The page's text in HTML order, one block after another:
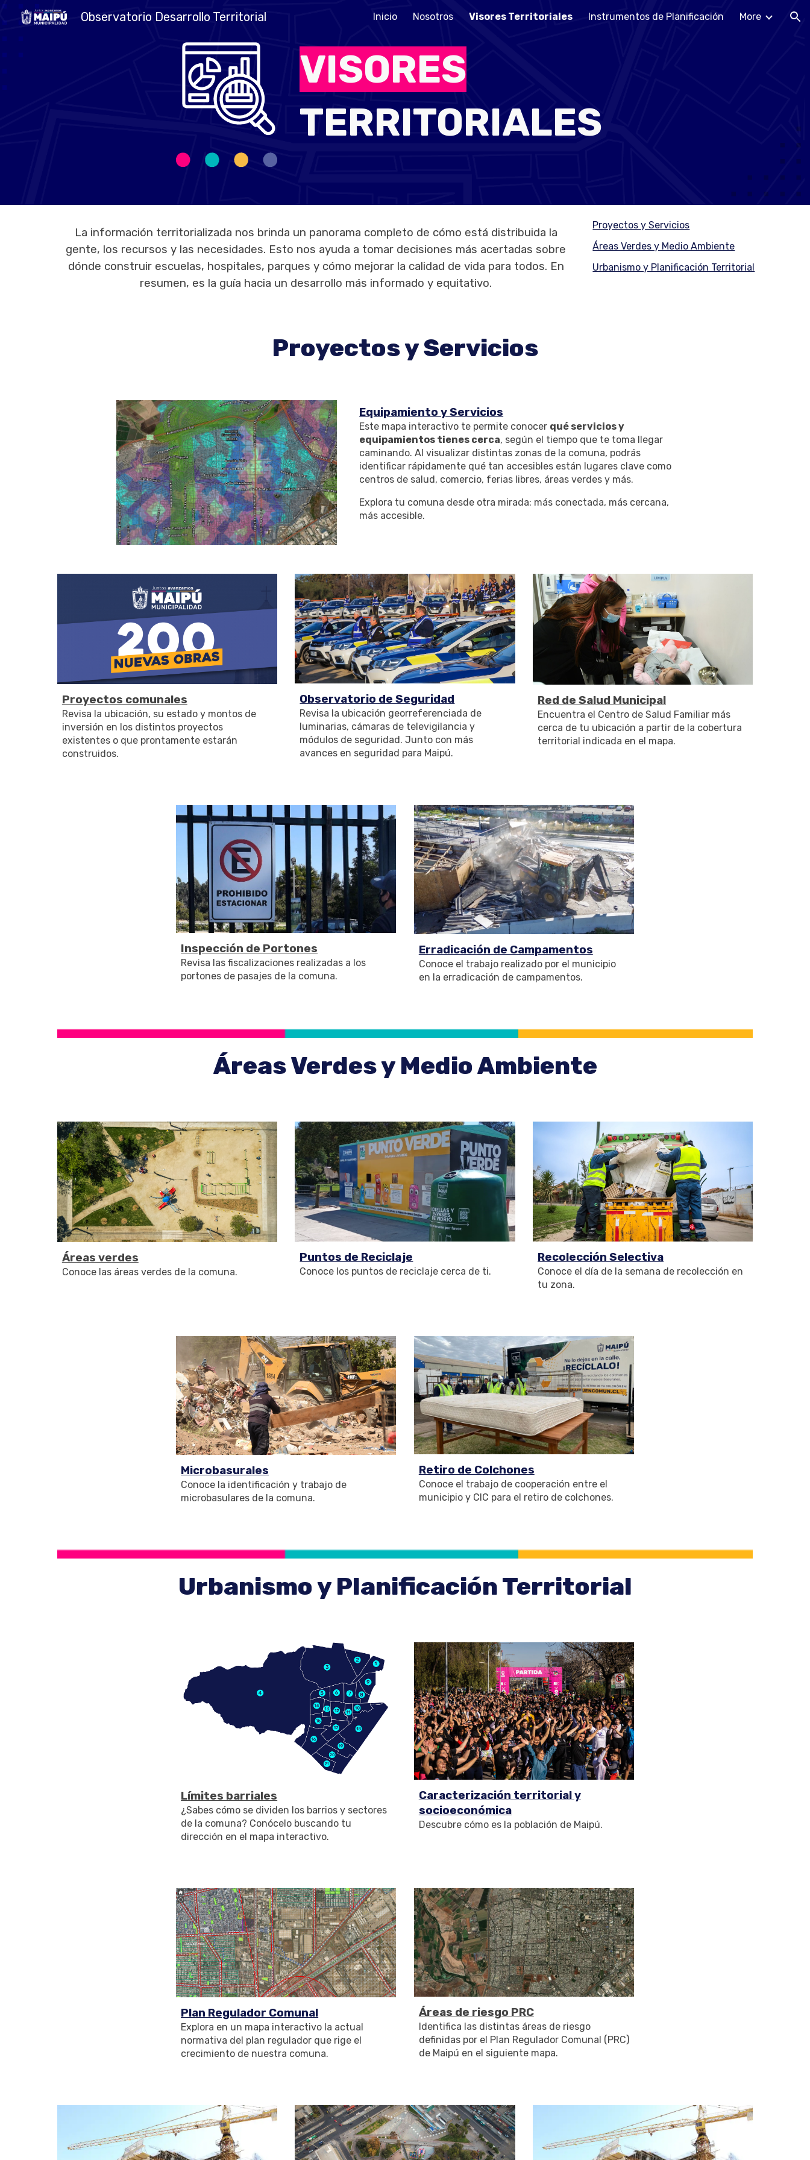
Skip to main content Skip to navigation
Observatorio Desarrollo Territorial Inicio Nosotros Visores Territoriales Instrumentos de Planificación More
VISORES
TERRITORIALES
La información territorializada nos brinda un panorama completo de cómo está distribuida la
gente, los recursos y las necesidades. Esto nos ayuda a tomar decisiones más acertadas sobre
dónde construir escuelas, hospitales, parques y cómo mejorar la calidad de vida para todos. En
resumen, es la guía hacia un desarrollo más informado y equitativo.
Proyectos y Servicios
Áreas Verdes y Medio Ambiente
Urbanismo y Planificación Territorial
Proyectos y Servicios
Equipamiento y Servicios
Este mapa interactivo te permite conocer qué servicios y
equipamientos tienes cerca, según el tiempo que te toma llegar
caminando. Al visualizar distintas zonas de la comuna, podrás
identificar rápidamente qué tan accesibles están lugares clave como
centros de salud, comercio, ferias libres, áreas verdes y más.
Explora tu comuna desde otra mirada: más conectada, más cercana,
más accesible.
Proyectos comunales
Revisa la ubicación, su estado y montos de
inversión en los distintos proyectos
existentes o que prontamente estarán
construidos.
Observatorio de Seguridad
Revisa la ubicación georreferenciada de
luminarias, cámaras de televigilancia y
módulos de seguridad. Junto con más
avances en seguridad para Maipú.
Red de Salud Municipal
Encuentra el Centro de Salud Familiar más
cerca de tu ubicación a partir de la cobertura
territorial indicada en el mapa.
Inspección de Portones
Revisa las fiscalizaciones realizadas a los
portones de pasajes de la comuna.
Erradicación de Campamentos
Conoce el trabajo realizado por el municipio
en la erradicación de campamentos.
Áreas Verdes y Medio Ambiente
Áreas verdes
Conoce las áreas verdes de la comuna.
Puntos de Reciclaje
Conoce l os puntos de reciclaje cerca de ti.
Recolección Selectiva
Conoce el día de la semana de recolección en
tu zona.
Microbasurales
Conoce la identificación y trabajo de
microbasulares de la comuna.
Retiro de Colchones
Conoce el trabajo de cooperación entre el
municipio y CIC para el retiro de colchones.
Urbanismo y Planificación Territorial
Límites barriales
¿Sabes cómo se dividen los barrios y sectores
de la comuna? Conócelo buscando tu
dirección en el mapa interactivo.
Caracterización territorial y
socioeconómica
Descubre cómo es la población de Maipú.
Plan Regulador Comunal
Explora en un mapa interactivo la actual
normativa del plan regulador que rige el
crecimiento de nuestra comuna.
Áreas de riesgo PRC
Identifica las distintas áreas de riesgo
definidas por el Plan Regulador Comunal (PRC)
de Maipú en el siguiente mapa.